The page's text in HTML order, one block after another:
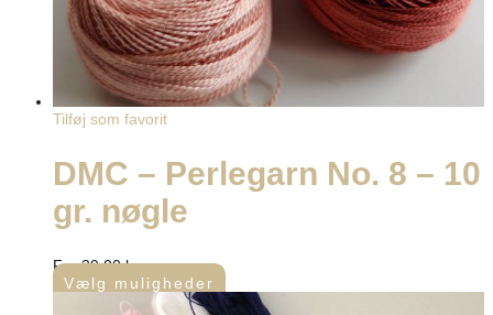
Tilføj som favorit
DMC – Perlegarn No. 8 – 10
gr. nøgle
Fra39,00kr.
Vælg muligheder